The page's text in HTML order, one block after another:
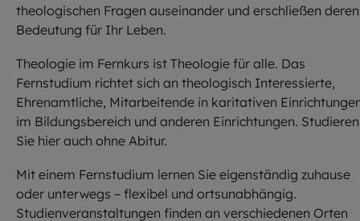
theologischen Fragen auseinander und erschließen deren
Bedeutung für Ihr Leben.
Theologie im Fernkurs ist Theologie für alle. Das
Fernstudium richtet sich an theologisch Interessierte,
Ehrenamtliche, Mitarbeitende in karitativen
im Bildungsbereich und anderen Einrichtungen. Studieren
Sie hier auch ohne Abitur.
Mit einem Fernstudium lernen Sie eigenständig zuhause
oder unterwegs – flexibel und ortsunabhängig.
Studienveranstaltungen finden an verschiedenen Orten